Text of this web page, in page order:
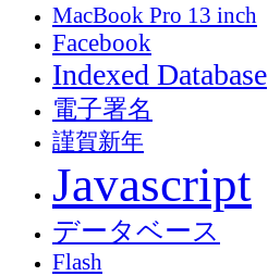
MacBook Pro 13 inch
Facebook
Indexed Database
電子署名
謹賀新年
Javascript
データベース
Flash